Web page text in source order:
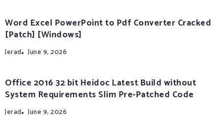
Word Excel PowerPoint to Pdf Converter Cracked
[Patch] [Windows]
Jerad June 9, 2026
Office 2016 32 bit Heidoc Latest Build without
System Requirements Slim Pre-Patched Code
Jerad June 9, 2026